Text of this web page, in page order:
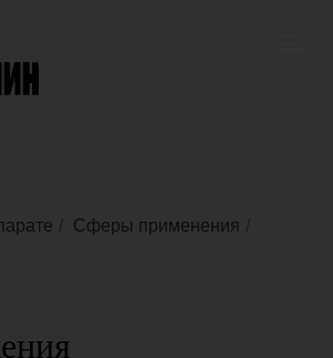
Сферы применения